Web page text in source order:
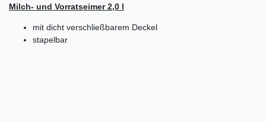
Milch- und Vorratseimer 2,0 l
mit dicht verschließbarem Deckel
stapelbar